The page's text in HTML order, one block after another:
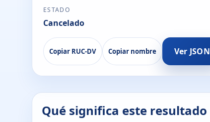
ESTADO
Cancelado
Copiar RUC-DV Copiar nombre Ver JSON
Qué significa este resultado